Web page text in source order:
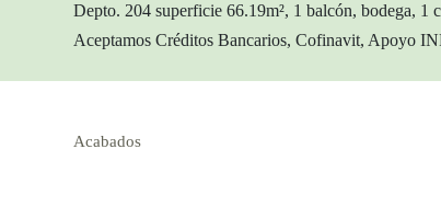
Depto. 204 superficie 66.19m², 1 balcón, bodega, 1
Aceptamos Créditos Bancarios, Cofinavit, Apoyo
Acabados